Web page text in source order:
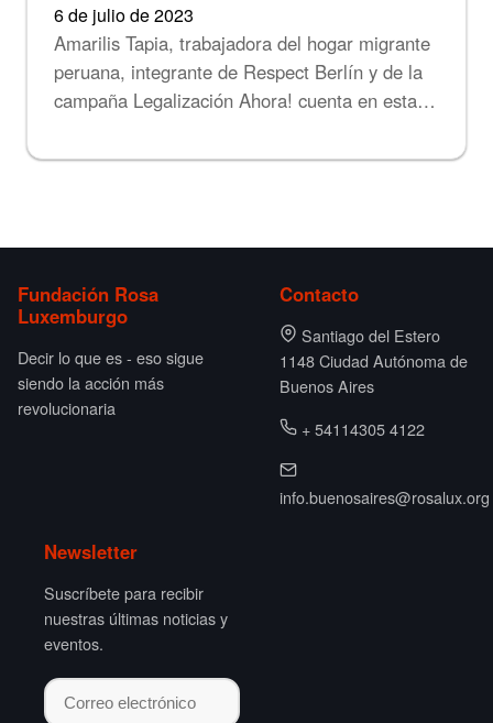
6 de julio de 2023
Amarilis Tapia, trabajadora del hogar migrante
peruana, integrante de Respect Berlín y de la
campaña Legalización Ahora! cuenta en esta…
Fundación Rosa
Luxemburgo
Decir lo que es - eso sigue
siendo la acción más
revolucionaria
Contacto
Santiago del Estero
1148 Ciudad Autónoma de
Buenos Aires
+ 54114305 4122
info.buenosaires@rosalux.org
Newsletter
Suscríbete para recibir
nuestras últimas noticias y
eventos.